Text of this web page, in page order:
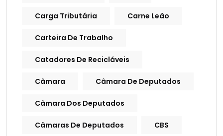
Carga Tributária Carne Leão
Carteira De Trabalho
Catadores De Recicláveis
Câmara Câmara De Deputados
Câmara Dos Deputados
Câmaras De Deputados CBS